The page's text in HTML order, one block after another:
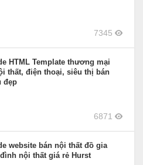
7345
HTML Template thương mại
thất, điện thoại, siêu thị bán
đẹp
6871
website bán nội thất đồ gia
nội thất giá rẻ Hurst